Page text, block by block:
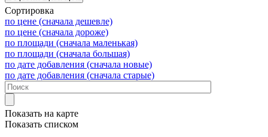
Сортировка
по цене (сначала дешевле)
по цене (сначала дороже)
по площади (сначала маленькая)
по площади (сначала большая)
по дате добавления (сначала новые)
по дате добавления (сначала старые)
Показать на карте
Показать списком